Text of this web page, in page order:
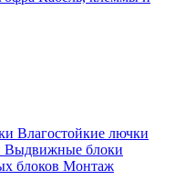
Влагостойкие лючки
Выдвижные блоки
Монтаж